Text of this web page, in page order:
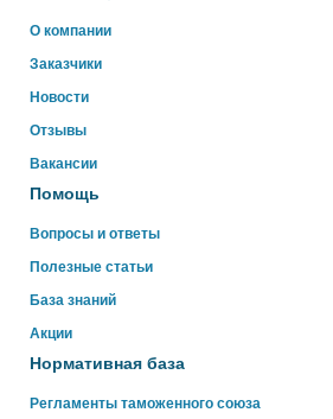
О компании
Заказчики
Новости
Отзывы
Вакансии
Помощь
Вопросы и ответы
Полезные статьи
База знаний
Акции
Нормативная база
Регламенты таможенного союза
Здравствуйте!
Свяжитесь с нами через WhatsApp
WhatsApp